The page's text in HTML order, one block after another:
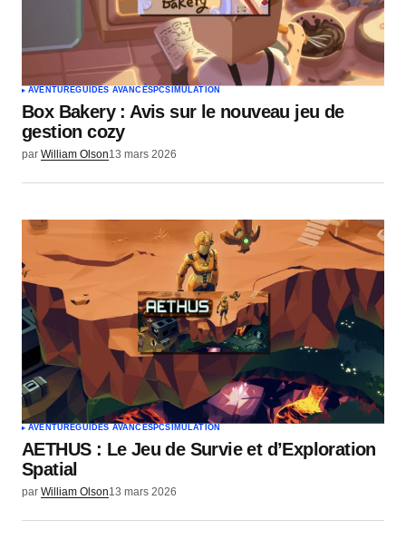
AVENTUREGUIDES AVANCÉSPCSIMULATION
Box Bakery : Avis sur le nouveau jeu de
gestion cozy
par William Olson13 mars 2026
AVENTUREGUIDES AVANCÉSPCSIMULATION
AETHUS : Le Jeu de Survie et d’Exploration
Spatial
par William Olson13 mars 2026